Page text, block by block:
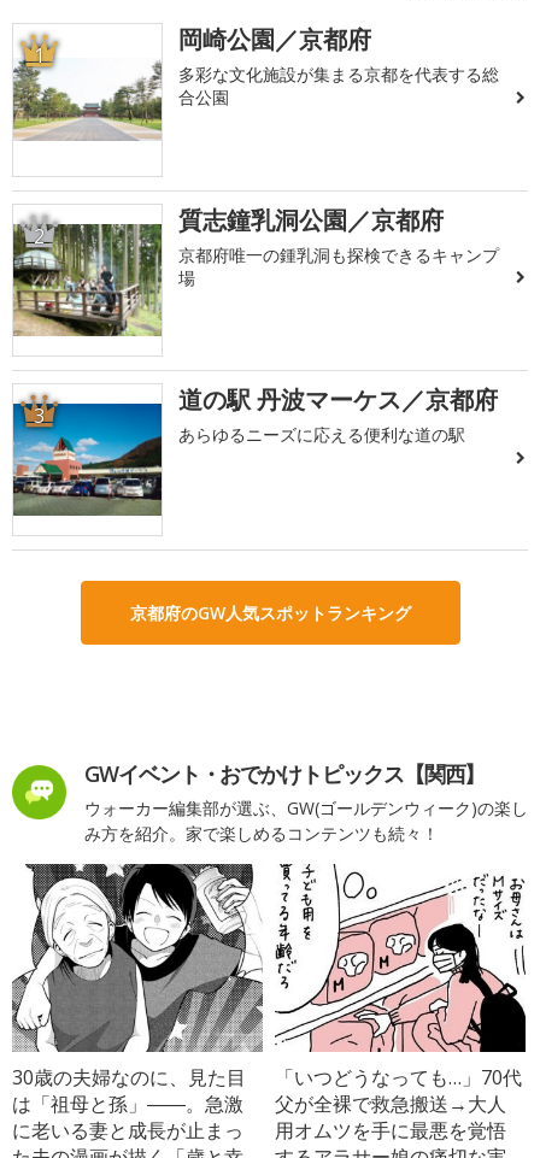
1 岡崎公園／京都府
多彩な文化施設が集まる京都を代表する総
合公園
2 質志鐘乳洞公園／京都府
京都府唯一の鍾乳洞も探検できるキャンプ
場
3 道の駅 丹波マーケス／京都府
あらゆるニーズに応える便利な道の駅
京都府のGW人気スポットランキング
GWイベント・おでかけトピックス【関西】
ウォーカー編集部が選ぶ、GW(ゴールデンウィーク)の楽し
み方を紹介。家で楽しめるコンテンツも続々！
30歳の夫婦なのに、見た目
は「祖母と孫」――。急激
に老いる妻と成長が止まっ
「いつどうなっても…」70代
父が全裸で救急搬送→大人
用オムツを手に最悪を覚悟